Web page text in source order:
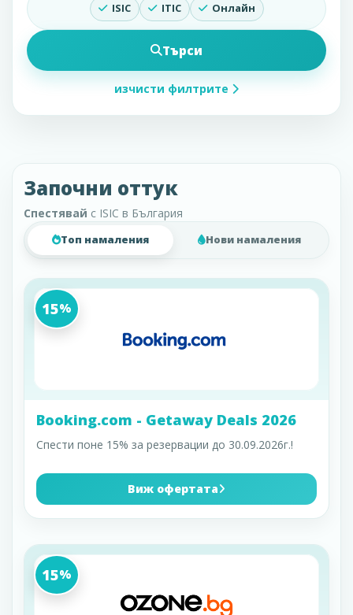
ISIC ITIC Онлайн
Търси
изчисти филтрите
Започни оттук
Спестявай с ISIC в България
Топ намаления Нови намаления
15%
Booking.com - Getaway Deals 2026
Спести поне 15% за резервации до 30.09.2026г.!
Виж офертата
15%